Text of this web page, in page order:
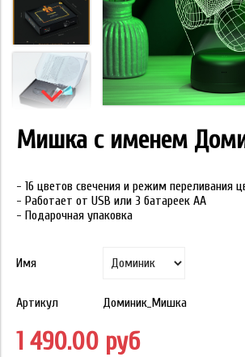
Мишка с именем
- 16 цветов свечения и режим переливания
- Работает от USB или 3 батареек АА
- Подарочная упаковка
Имя
Артикул Доминик_Мишка
1 490.00 руб